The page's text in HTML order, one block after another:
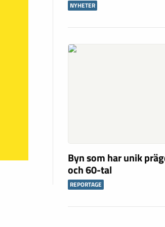
NYHETER
Byn som har unik
och 60-tal
REPORTAGE